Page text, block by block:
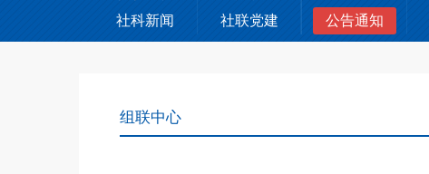
社科新闻
社联党建 公告通知
组联中心